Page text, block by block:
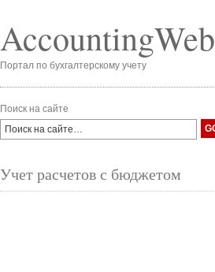
AccountingWeb
Портал по бухгалтерскому учету
Поиск на сайте
Учет расчетов с бюджетом